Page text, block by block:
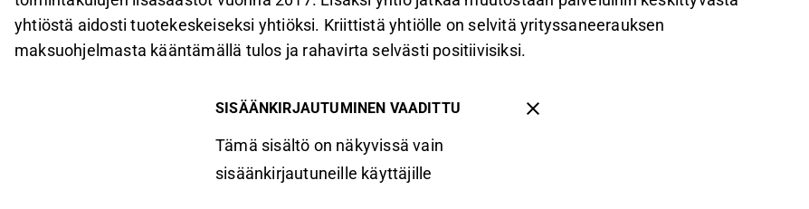
yhtiöstä aidosti tuotekeskeiseksi yhtiöksi. Kriittistä yhtiölle on selvitä yrityssaneerauksen
maksuohjelmasta kääntämällä tulos ja rahavirta selvästi positiivisiksi.
SISÄÄNKIRJAUTUMINEN VAADITTU
Tämä sisältö on näkyvissä vain
sisäänkirjautuneille käyttäjille